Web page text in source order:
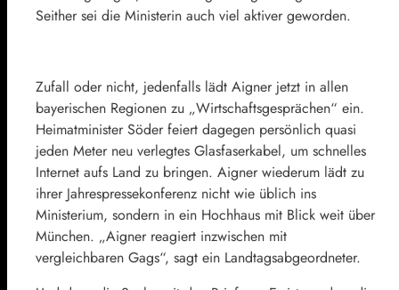
Seither sei die Ministerin auch viel aktiver geworden.
Zufall oder nicht, jedenfalls lädt Aigner jetzt in allen
bayerischen Regionen zu „Wirtschaftsgesprächen“ ein.
Heimatminister Söder feiert dagegen persönlich quasi
jeden Meter neu verlegtes Glasfaserkabel, um schnelles
Internet aufs Land zu bringen. Aigner wiederum lädt zu
ihrer Jahrespressekonferenz nicht wie üblich ins
Ministerium, sondern in ein Hochhaus mit Blick weit über
München. „Aigner reagiert inzwischen mit
vergleichbaren Gags“, sagt ein Landtagsabgeordneter.